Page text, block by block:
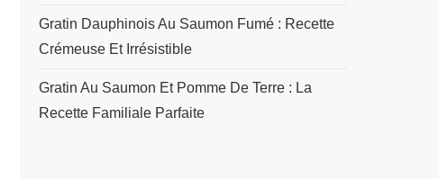
Gratin Dauphinois Au Saumon Fumé : Recette
Crémeuse Et Irrésistible
Gratin Au Saumon Et Pomme De Terre : La
Recette Familiale Parfaite